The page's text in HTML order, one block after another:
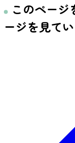
このペー
ージを見て